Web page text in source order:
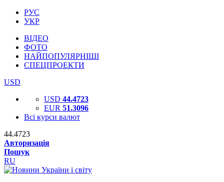
РУС
УКР
ВІДЕО
ФОТО
НАЙПОПУЛЯРНІШІ
СПЕЦПРОЕКТИ
USD
USD 44.4723
EUR 51.3096
Всі курси валют
44.4723
Авторизація
Пошук
RU